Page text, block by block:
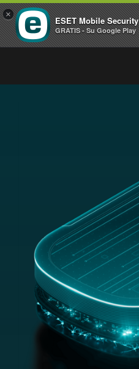
×
ESET Mobile Security
GRATIS - Su Google Play